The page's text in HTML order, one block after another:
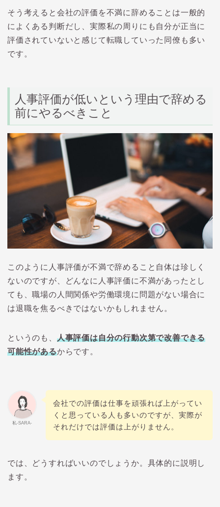
そう考えると会社の評価を不満に辞めることは一般的
によくある判断だし、実際私の周りにも自分が正当に
評価されていないと感じて転職していった同僚も多い
です。
人事評価が低いという理由で辞める
前にやるべきこと
このように人事評価が不満で辞めること自体は珍しく
ないのですが、どんなに人事評価に不満があったとし
ても、職場の人間関係や労働環境に問題がない場合に
は退職を焦るべきではないかもしれません。
というのも、 人事評価は自分の行動次第で改善できる
可能性があるからです。
私-SARA-
会社での評価は仕事を頑張れば上がってい
くと思っている人も多いのですが、実際が
それだけでは評価は上がりません。
では、どうすればいいのでしょうか。具体的に説明し
ます。